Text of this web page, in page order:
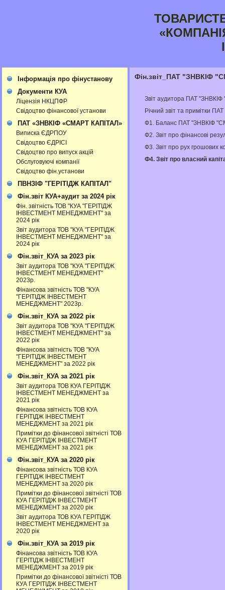
Інформація про фінустанову
Документи КУА
Ліцензія НКЦПФР
Свідоцтво фінансової установи
ПАТ «ЗНВКІФ «СМАРТ КАПІТАЛ»
Виписка ЄДРПОУ
Свідоцтво ЄДРІСІ
Свідоцтво про випуск акцій
Обслуговуючі компанії
Свідоцтво фін.установи
ПВНЗІФ "ГЕРІТІДЖ КАПІТАЛ"
Фін.звіт КУА+аудит за 2024 рік
Фін. звітність ТОВ "КУА "ГЕРІТІДЖ
ІНВЕСТМЕНТ МЕНЕДЖМЕНТ" за
2024 рік
Звіт аудитора ТОВ "КУА "ГЕРІТІДЖ
ІНВЕСТМЕНТ МЕНЕДЖМЕНТ" за
2024 рік
Фін.звіт_КУА за 2023 рік
Звіт аудитора ТОВ "КУА "ГЕРІТІДЖ
ІНВЕСТМЕНТ МЕНЕДЖМЕНТ"
2023р.
Фінансова звітність ТОВ "КУА
"ГЕРІТІДЖ ІНВЕСТМЕНТ
МЕНЕДЖМЕНТ" 2023р.
Фін.звіт_КУА за 2022 рік
Звіт аудитора ТОВ "КУА "ГЕРІТІДЖ
ІНВЕСТМЕНТ МЕНЕДЖМЕНТ" за
2022 рік
Фінансова звітність ТОВ "КУА
"ГЕРІТІДЖ ІНВЕСТМЕНТ
МЕНЕДЖМЕНТ" за 2022 рік
Фін.звіт_КУА за 2021 рік
Звіт аудитора ТОВ КУА ГЕРІТІДЖ
ІНВЕСТМЕНТ МЕНЕДЖМЕНТ за
2021 рік
Фінансова звітність ТОВ КУА
ГЕРІТІДЖ ІНВЕСТМЕНТ
МЕНЕДЖМЕНТ за 2021 рік
Примітки до фінансової звітністі ТОВ
КУА ГЕРІТІДЖ ІНВЕСТМЕНТ
МЕНЕДЖМЕНТ за 2021 рік
Фін.звіт_КУА за 2020 рік
Фінансова звітність ТОВ КУА
ГЕРІТІДЖ ІНВЕСТМЕНТ
МЕНЕДЖМЕНТ за 2020 рік
Примітки до фінансової звітністі ТОВ
КУА ГЕРІТІДЖ ІНВЕСТМЕНТ
МЕНЕДЖМЕНТ за 2020 рік
Звіт аудитора ТОВ КУА ГЕРІТІДЖ
ІНВЕСТМЕНТ МЕНЕДЖМЕНТ за
2020 рік
Фін.звіт_КУА за 2019 рік
Фінансова звітність ТОВ КУА
ГЕРІТІДЖ ІНВЕСТМЕНТ
МЕНЕДЖМЕНТ за 2019 рік
Примітки до фінансової звітністі ТОВ
КУА ГЕРІТІДЖ ІНВЕСТМЕНТ
Фін.звіт_ПАТ "ЗНВКІФ
Звіт аудитора ПАТ
Річний звіт та примітки
Ф1. Баланс ПАТ "ЗНВКІФ
Ф2. Звіт про фінансові
Ф3. Звiт про рух грошових
Ф4. Звіт про власний